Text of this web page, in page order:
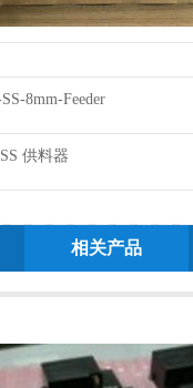
8mm-Feeder
供料器
相关产品